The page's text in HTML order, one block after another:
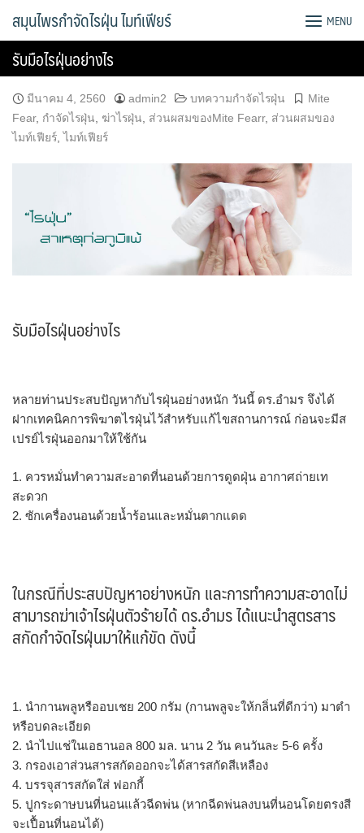
สมุนไพรกำจัดไรฝุ่น ไมท์เฟียร์ MENU
รับมือไรฝุ่นอย่างไร
มีนาคม 4, 2560 admin2 บทความกำจัดไรฝุ่น
Mite
Fear, กำจัดไรฝุ่น ฆ่าไรฝุ่น ส่วนผสมของMite Fearr, ส่วนผสมของ
ไมท์เฟียร์ ,ไมท์เฟียร์
รับมือไรฝุ่นอย่างไร
หลายท่านประสบปัญหากับไรฝุ่นอย่างหนัก วันนี้ ดร.อำมร จึงได้
ฝากเทคนิคการพิฆาตไรฝุ่นไว้สำหรับแก้ไขสถานการณ์ ก่อนจะมีส
เปรย์ไรฝุ่นออกมาให้ใช้กัน
1. ควรหมั่นทำความสะอาดที่นอนด้วยการดูดฝุ่น อากาศถ่ายเท
สะดวก
2. ซักเครื่องนอนด้วยน้ำร้อนและหมั่นตากแดด
ในกรณีที่ประสบปัญหาอย่างหนัก และการทำความสะอาดไม่
สามารถฆ่าเจ้าไรฝุ่นตัวร้ายได้ ดร.อำมร ได้แนะนำสูตรสาร
สกัดกำจัดไรฝุ่นมาให้แก้ขัด ดังนี้
1. นำกานพลูหรืออบเชย 200 กรัม (กานพลูจะให้กลิ่นที่ดีกว่า) มาตำ
หรือบดละเอียด
2. นำไปแช่ในเอธานอล 800 มล. นาน 2 วัน คนวันละ 5-6 ครั้ง
3. กรองเอาส่วนสารสกัดออกจะได้สารสกัดสีเหลือง
4. บรรจุสารสกัดใส่ ฟอกกี้
5. ปูกระดาษบนที่นอนแล้วฉีดพ่น (หากฉีดพ่นลงบนที่นอนโดยตรงสี
จะเปื้อนที่นอนได้)